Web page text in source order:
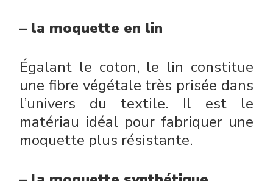
– la moquette en lin
Égalant le coton, le lin constitue
une fibre végétale très prisée dans
l’univers du textile. Il est le
matériau idéal pour fabriquer une
moquette plus résistante.